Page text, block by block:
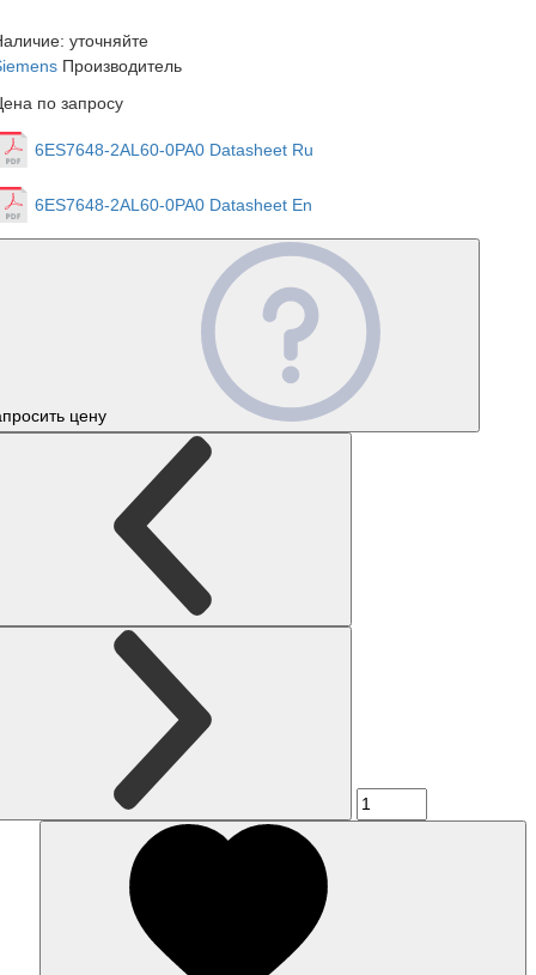
уточняйте
Производитель
по запросу
6ES7648-2AL60-0PA0 Datasheet Ru
6ES7648-2AL60-0PA0 Datasheet En
цену